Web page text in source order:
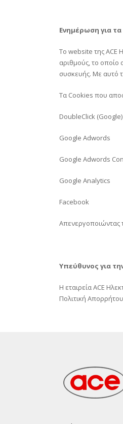
Ενημέρωση για
Το website της ACE
αριθμούς, το οποίο
συσκευής. Με αυτό
Τα Cookies που
DoubleClick (Google)
Google Adwords
Google Adwords
Google Analytics
Facebook
Απενεργοποιώντας
Υπεύθυνος για
Η εταιρεία ACE
Πολιτική